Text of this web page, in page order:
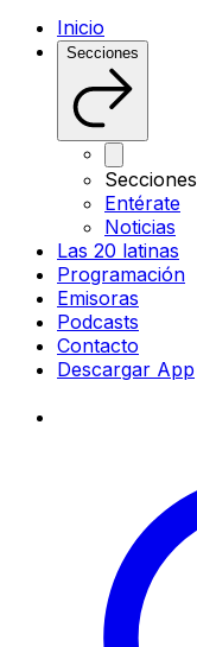
Inicio
Secciones
Secciones
Entérate
Noticias
Las 20 latinas
Programación
Emisoras
Podcasts
Contacto
Descargar App